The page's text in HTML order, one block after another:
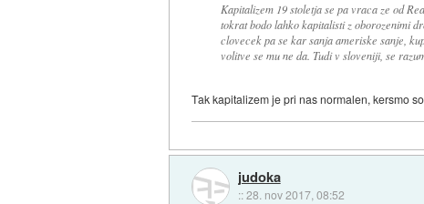
Kapitalizem 19 stoletja se pa vraca ze od
tokrat bodo lahko kapitalisti z oborozenimi
clovecek pa se kar sanja ameriske sanje,
volitve se mu ne da. Tudi v sloveniji, se
Tak kapitalizem je pri nas normalen, kersmo
judoka
::28. nov 2017, 08:52